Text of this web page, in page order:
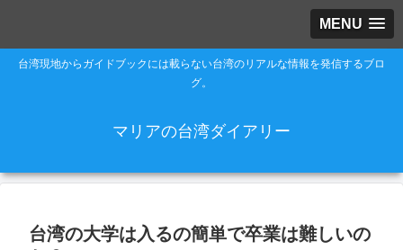
MENU
台湾現地からガイドブックには載らない台湾のリアルな情報を発信するブロ
グ。
マリアの台湾ダイアリー
台湾の大学は入るの簡単で卒業は難しいの